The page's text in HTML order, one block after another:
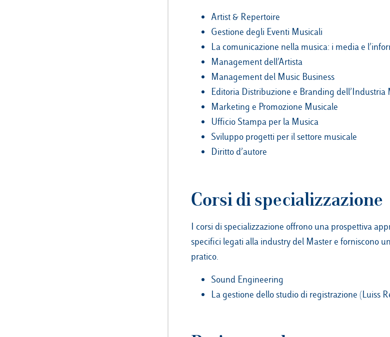
Artist & Repertoire
Gestione degli Eventi Musicali
La comunicazione nella musica: i media e
Management dell’Artista
Management del Music Business
Editoria Distribuzione e Branding dell’Industria
Marketing e Promozione Musicale
Ufficio Stampa per la Musica
Sviluppo progetti per il settore musicale
Diritto d’autore
Corsi di specializzazione
I corsi di specializzazione offrono una prospettiva
specifici legati alla industry del Master e forniscono
pratico.
Sound Engineering
La gestione dello studio di registrazione (Luiss